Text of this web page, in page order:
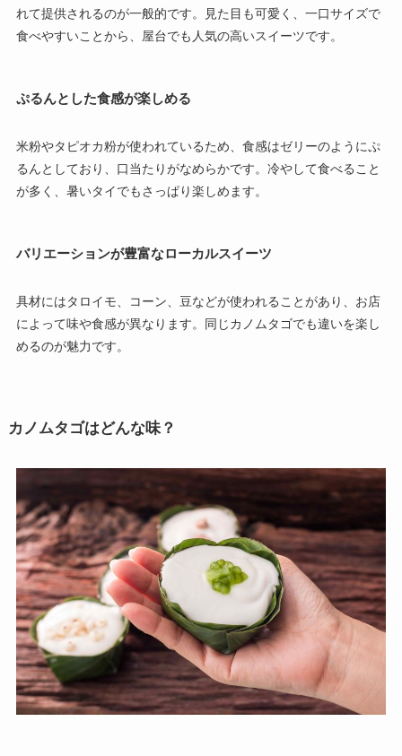
れて提供されるのが一般的です。見た目も可愛く、一口サイズで
食べやすいことから、屋台でも人気の高いスイーツです。
ぷるんとした食感が楽しめる
米粉やタピオカ粉が使われているため、食感はゼリーのようにぷ
るんとしており、口当たりがなめらかです。冷やして食べること
が多く、暑いタイでもさっぱり楽しめます。
バリエーションが豊富なローカルスイーツ
具材にはタロイモ、コーン、豆などが使われることがあり、お店
によって味や食感が異なります。同じカノムタゴでも違いを楽し
めるのが魅力です。
カノムタゴはどんな味？